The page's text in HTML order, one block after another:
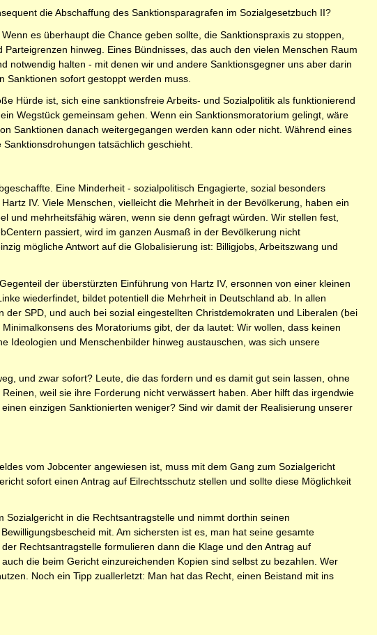
die Abschaffung des Sanktionsparagrafen im Sozialgesetzbuch II?
es überhaupt die Chance geben sollte, die Sanktionspraxis zu stoppen,
hinweg. Eines Bündnisses, das auch den vielen Menschen Raum
notwendig halten - mit denen wir und andere Sanktionsgegner uns aber darin
sofort gestoppt werden muss.
Hürde ist, sich eine sanktionsfreie Arbeits- und Sozialpolitik als funktionierend
Wegstück gemeinsam gehen. Wenn ein Sanktionsmoratorium gelingt, wäre
Sanktionen danach weitergegangen werden kann oder nicht. Während eines
tatsächlich geschieht.
Eine Minderheit - sozialpolitisch Engagierte, sozial besonders
IV. Viele Menschen, vielleicht die Mehrheit in der Bevölkerung, haben ein
und mehrheitsfähig wären, wenn sie denn gefragt würden. Wir stellen fest,
passiert, wird im ganzen Ausmaß in der Bevölkerung nicht
mögliche Antwort auf die Globalisierung ist: Billigjobs, Arbeitszwang und
der überstürzten Einführung von Hartz IV, ersonnen von einer kleinen
wiederfindet, bildet potentiell die Mehrheit in Deutschland ab. In allen
SPD, und auch bei sozial eingestellten Christdemokraten und Liberalen (bei
des Moratoriums gibt, der da lautet: Wir wollen, dass keinen
Ideologien und Menschenbilder hinweg austauschen, was sich unsere
und zwar sofort? Leute, die das fordern und es damit gut sein lassen, ohne
weil sie ihre Forderung nicht verwässert haben. Aber hilft das irgendwie
einzigen Sanktionierten weniger? Sind wir damit der Realisierung unserer
vom Jobcenter angewiesen ist, muss mit dem Gang zum Sozialgericht
sofort einen Antrag auf Eilrechtsschutz stellen und sollte diese Möglichkeit
in die Rechtsantragstelle und nimmt dorthin seinen
mit. Am sichersten ist es, man hat seine gesamte
Rechtsantragstelle formulieren dann die Klage und den Antrag auf
die beim Gericht einzureichenden Kopien sind selbst zu bezahlen. Wer
Noch ein Tipp zuallerletzt: Man hat das Recht, einen Beistand mit ins